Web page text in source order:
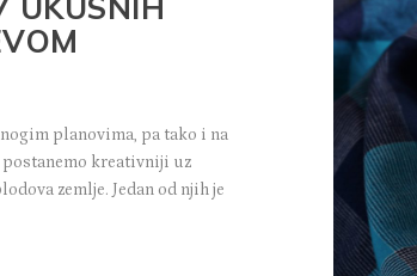
UKUSNIH
planovima, pa tako i na
kreativniji uz
zemlje. Jedan od njih je